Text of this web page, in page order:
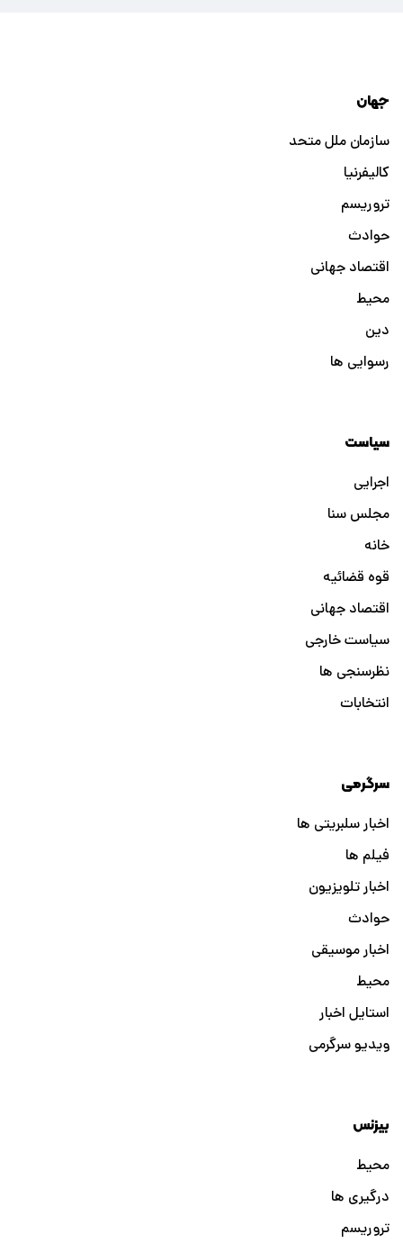
جهان
سازمان ملل متحد
کالیفرنیا
تروریسم
حوادث
اقتصاد جهانی
محیط
دین
رسوایی ها
سیاست
اجرایی
مجلس سنا
خانه
قوه قضائیه
اقتصاد جهانی
سیاست خارجی
نظرسنجی ها
انتخابات
سرگرمی
اخبار سلبریتی ها
فیلم ها
اخبار تلویزیون
حوادث
اخبار موسیقی
محیط
استایل اخبار
ویدیو سرگرمی
بیزنس
محیط
درگیری ها
تروریسم